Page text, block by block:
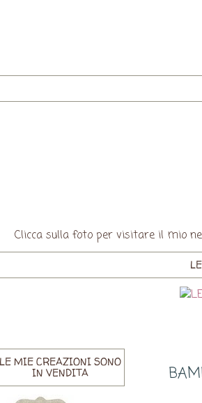
Clicca sulla foto per visitare il mio
LE MIE CREAZIONI SONO
IN VENDITA